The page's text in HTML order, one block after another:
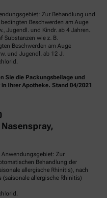
Zur Behandlung und
Beschwerden am Auge
Jugendl. und Kindr. ab 4 Jahren.
Substanzen wie z. B.
Beschwerden am Auge
und Jugendl. ab 12 J.
Sie die Packungsbeilage und
Ihrer Apotheke. Stand 04/2021
Anwendungsgebiet: Zur
Behandlung der
allergische Rhinitis), nach
allergische Rhinitis)